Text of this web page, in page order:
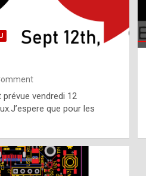
vendredi 12
que pour les